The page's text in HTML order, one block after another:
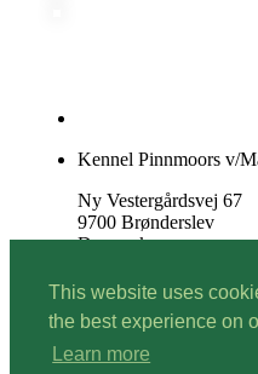
This website uses
the best experience on
Learn more
Kennel Pinnmoors v/
Ny Vestergårdsvej 67
9700 Brønderslev
Danmark
Tlf. 93 92 38 32